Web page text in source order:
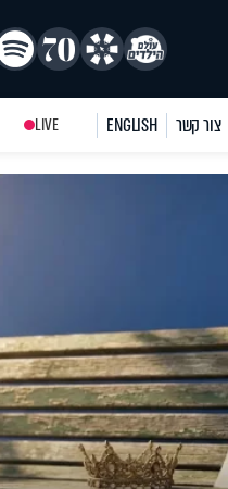
צור קשר ENGLISH
LIVE